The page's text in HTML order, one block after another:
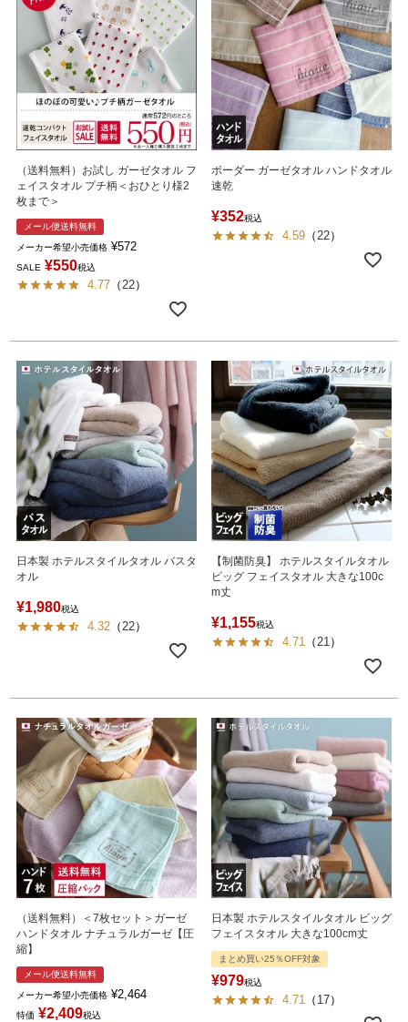
（送料無料）お試し ガーゼタオル フ
ェイスタオル プチ柄＜おひとり様2
枚まで＞
メール便送料無料
メーカー希望小売価格 ¥572
SALE ¥550税込
4.77 （ 22）
ボーダー ガーゼタオル ハンドタオル
速乾
¥352税込
4.59 （ 22）
日本製 ホテルスタイルタオル バスタ
オル
¥1,980税込
4.32 （ 22）
【制菌防臭】 ホテルスタイルタオル
ビッグ フェイスタオル 大きな100c
m丈
¥1,155税込
4.71 （ 21 ）
（送料無料）＜7枚セット＞ガーゼ
ハンドタオル ナチュラルガーゼ【圧
縮】
メール便送料無料
メーカー希望小売価格 ¥2,464
特価 ¥2,409税込
日本製 ホテルスタイルタオル ビッグ
フェイスタオル 大きな100cm丈
まとめ買い25％OFF対象
¥979税込
4.71 （ 17）